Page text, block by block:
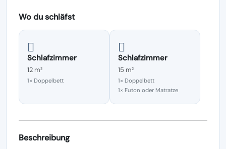
Wo du schläfst
Schlafzimmer
12 m²
1× Doppelbett
Schlafzimmer
15 m²
1× Doppelbett
1× Futon oder Matratze
Beschreibung